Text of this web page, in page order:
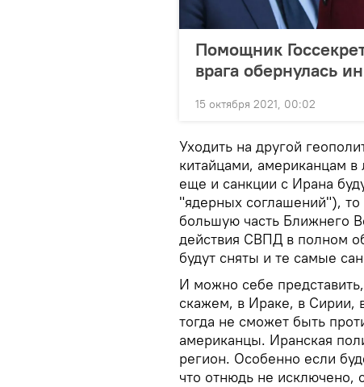
Помощник
врага обернулась
15 октября 2021, 00:02
Уходить на другой
китайцами, американцам
еще и санкции с Ирана
"ядерных соглашений"), то
большую часть Ближнего
действия СВПД в полном
будут сняты и те самые
И можно себе
скажем, в Ираке, в Сирии,
тогда не сможет быть
американцы. Иранская
регион. Особенно если
что отнюдь не исключено,